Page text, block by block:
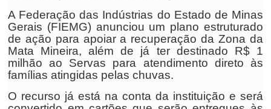
A Federação das Indústrias do Estado de Minas
Gerais (FIEMG) anunciou um plano estruturado
de ação para apoiar a recuperação da Zona da
Mata Mineira, além de já ter destinado R$ 1
milhão ao Servas para atendimento direto às
famílias atingidas pelas chuvas.
O recurso já está na conta da instituição e será